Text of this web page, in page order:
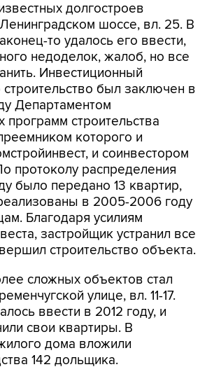
долгостроев
шоссе, вл. 25. В
то удалось его ввести,
недоделок, жалоб, но все
Инвестиционный
строительство был заключен в
Департаментом
программ строительства
которого и
и соинвестором
распределения
было передано 13 квартир,
в 2005-2006 году
Благодаря усилиям
застройщик устранил все
строительство объекта.
сложных объектов стал
улице, вл. 11-17.
ввести в 2012 году, и
свои квартиры. В
дома вложили
142 дольщика.